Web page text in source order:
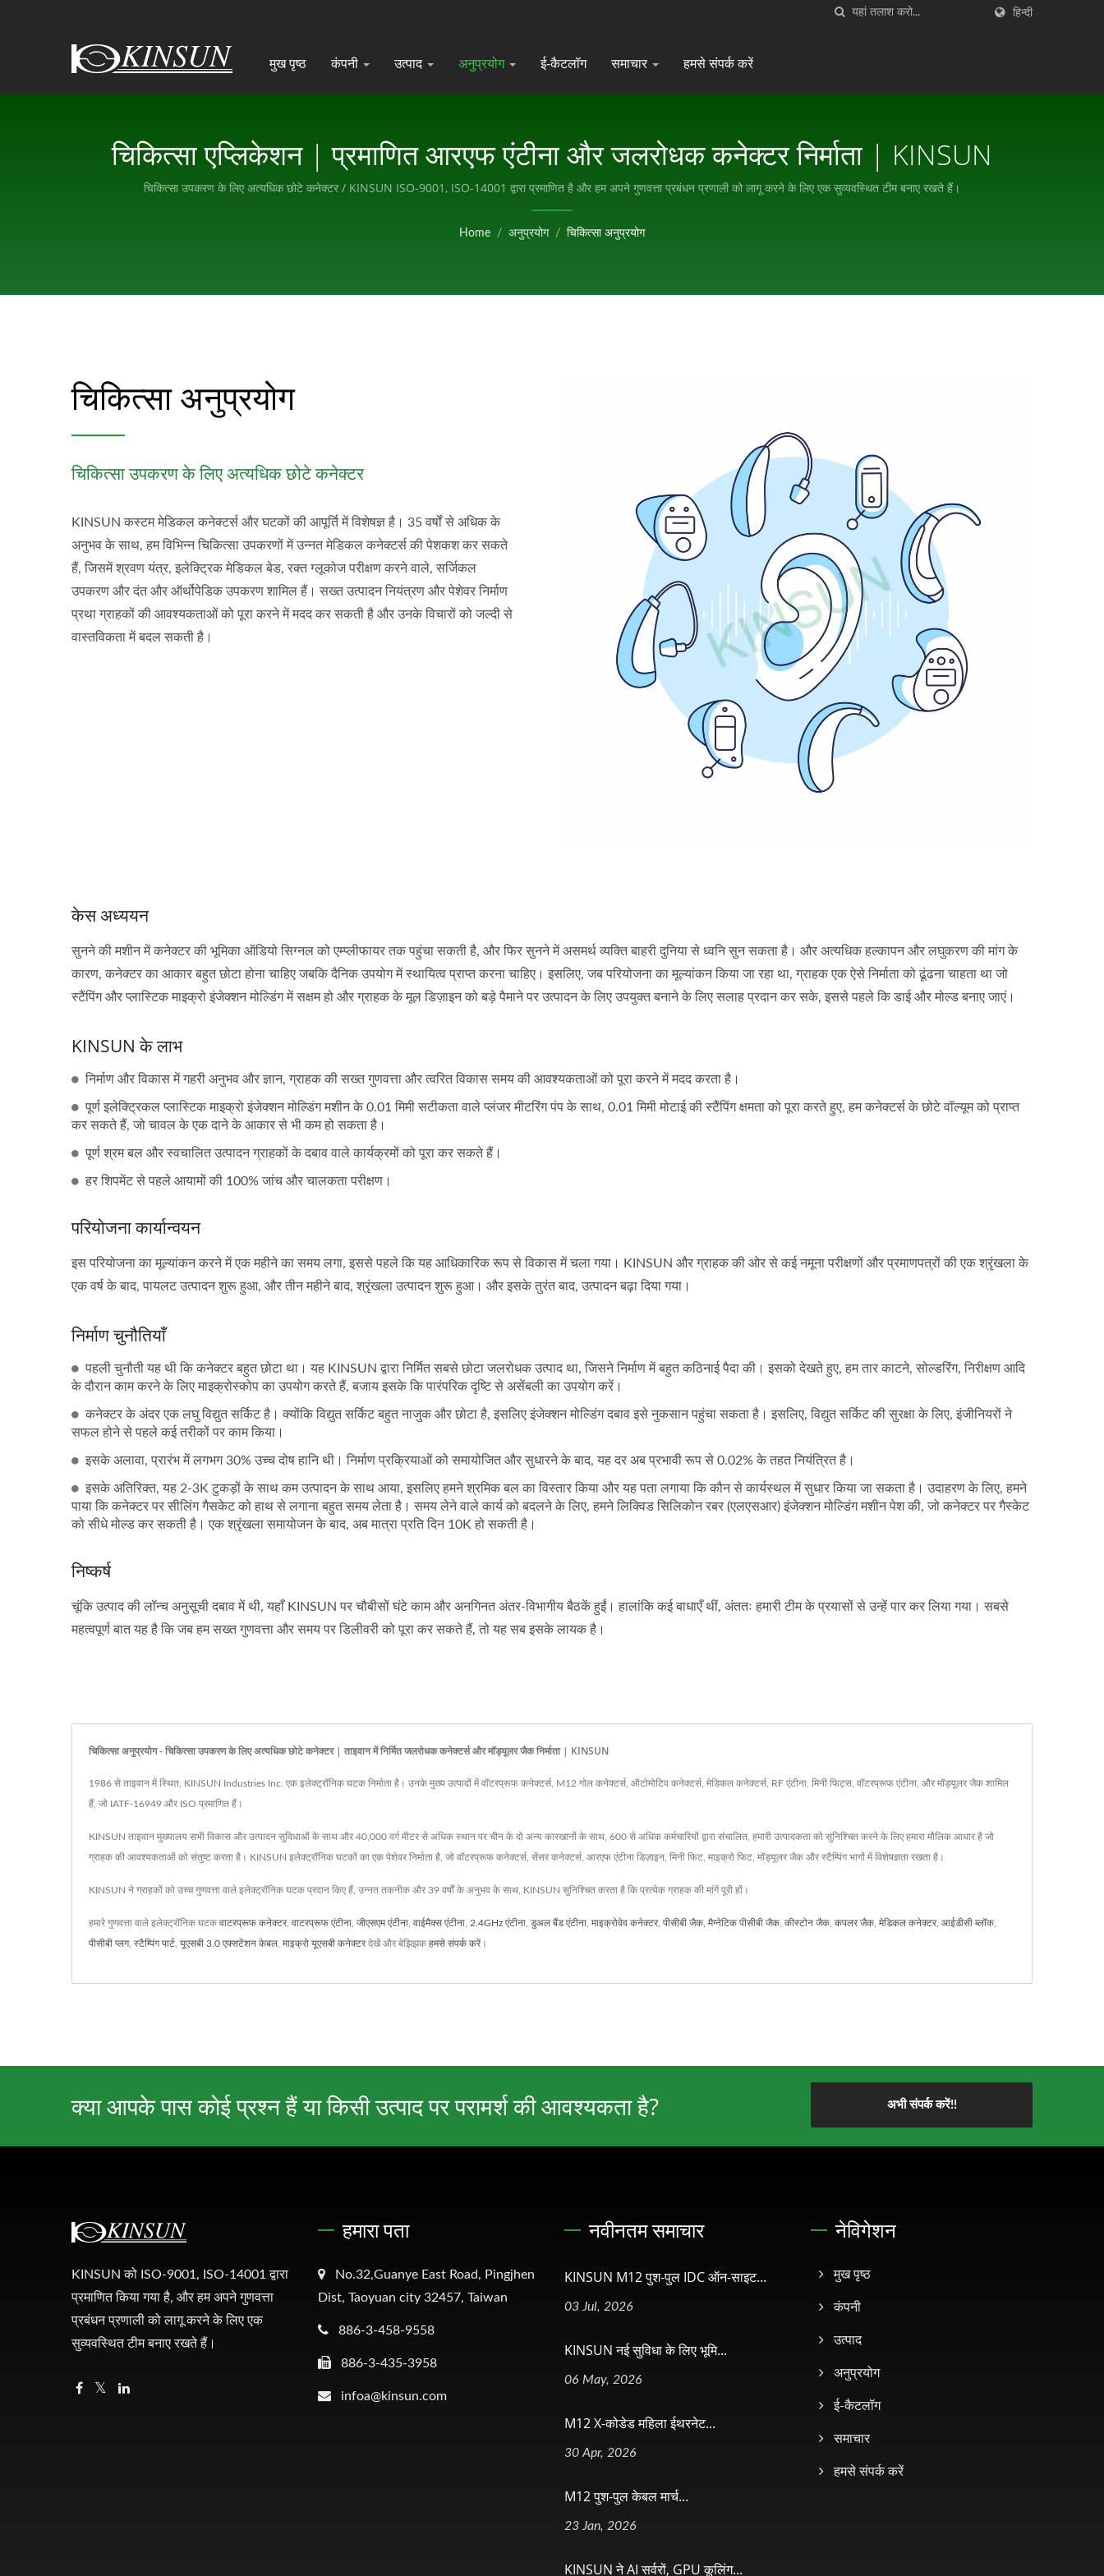
हिन्दी
मुख पृष्ठ कंपनी उत्पाद अनुप्रयोग ई-कैटलॉग समाचार हमसे संपर्क करें
चिकित्सा एप्लिकेशन | प्रमाणित आरएफ एंटीना और जलरोधक कनेक्टर निर्माता | KINSUN
चिकित्सा उपकरण के लिए अत्यधिक छोटे कनेक्टर / KINSUN ISO-9001, ISO-14001 द्वारा प्रमाणित है और हम अपने गुणवत्ता प्रबंधन प्रणाली को लागू करने के लिए एक सुव्यवस्थित टीम बनाए रखते हैं।
Home / अनुप्रयोग / चिकित्सा अनुप्रयोग
चिकित्सा अनुप्रयोग
चिकित्सा उपकरण के लिए अत्यधिक छोटे कनेक्टर
KINSUN कस्टम मेडिकल कनेक्टर्स और घटकों की आपूर्ति में विशेषज्ञ है। 35 वर्षों से अधिक के
अनुभव के साथ, हम विभिन्न चिकित्सा उपकरणों में उन्नत मेडिकल कनेक्टर्स की पेशकश कर सकते
हैं, जिसमें श्रवण यंत्र, इलेक्ट्रिक मेडिकल बेड, रक्त ग्लूकोज परीक्षण करने वाले, सर्जिकल
उपकरण और दंत और ऑर्थोपेडिक उपकरण शामिल हैं। सख्त उत्पादन नियंत्रण और पेशेवर निर्माण
प्रथा ग्राहकों की आवश्यकताओं को पूरा करने में मदद कर सकती है और उनके विचारों को जल्दी से
वास्तविकता में बदल सकती है।
केस अध्ययन
सुनने की मशीन में कनेक्टर की भूमिका ऑडियो सिग्नल को एम्प्लीफायर तक पहुंचा सकती है, और फिर सुनने में असमर्थ व्यक्ति बाहरी दुनिया से ध्वनि सुन सकता है। और अत्यधिक हल्कापन और लघुकरण की मांग के
कारण, कनेक्टर का आकार बहुत छोटा होना चाहिए जबकि दैनिक उपयोग में स्थायित्व प्राप्त करना चाहिए। इसलिए, जब परियोजना का मूल्यांकन किया जा रहा था, ग्राहक एक ऐसे निर्माता को ढूंढना चाहता था जो
स्टैंपिंग और प्लास्टिक माइक्रो इंजेक्शन मोल्डिंग में सक्षम हो और ग्राहक के मूल डिज़ाइन को बड़े पैमाने पर उत्पादन के लिए उपयुक्त बनाने के लिए सलाह प्रदान कर सके, इससे पहले कि डाई और मोल्ड बनाए जाएं।
KINSUN के लाभ
निर्माण और विकास में गहरी अनुभव और ज्ञान, ग्राहक की सख्त गुणवत्ता और त्वरित विकास समय की आवश्यकताओं को पूरा करने में मदद करता है।
पूर्ण इलेक्ट्रिकल प्लास्टिक माइक्रो इंजेक्शन मोल्डिंग मशीन के 0.01 मिमी सटीकता वाले प्लंजर मीटरिंग पंप के साथ, 0.01 मिमी मोटाई की स्टैंपिंग क्षमता को पूरा करते हुए, हम कनेक्टर्स के छोटे वॉल्यूम को प्राप्त
कर सकते हैं, जो चावल के एक दाने के आकार से भी कम हो सकता है।
पूर्ण श्रम बल और स्वचालित उत्पादन ग्राहकों के दबाव वाले कार्यक्रमों को पूरा कर सकते हैं।
हर शिपमेंट से पहले आयामों की 100% जांच और चालकता परीक्षण।
परियोजना कार्यान्वयन
इस परियोजना का मूल्यांकन करने में एक महीने का समय लगा, इससे पहले कि यह आधिकारिक रूप से विकास में चला गया। KINSUN और ग्राहक की ओर से कई नमूना परीक्षणों और प्रमाणपत्रों की एक श्रृंखला के
एक वर्ष के बाद, पायलट उत्पादन शुरू हुआ, और तीन महीने बाद, श्रृंखला उत्पादन शुरू हुआ। और इसके तुरंत बाद, उत्पादन बढ़ा दिया गया।
निर्माण चुनौतियाँ
पहली चुनौती यह थी कि कनेक्टर बहुत छोटा था। यह KINSUN द्वारा निर्मित सबसे छोटा जलरोधक उत्पाद था, जिसने निर्माण में बहुत कठिनाई पैदा की। इसको देखते हुए, हम तार काटने, सोल्डरिंग, निरीक्षण आदि
के दौरान काम करने के लिए माइक्रोस्कोप का उपयोग करते हैं, बजाय इसके कि पारंपरिक दृष्टि से असेंबली का उपयोग करें।
कनेक्टर के अंदर एक लघु विद्युत सर्किट है। क्योंकि विद्युत सर्किट बहुत नाजुक और छोटा है, इसलिए इंजेक्शन मोल्डिंग दबाव इसे नुकसान पहुंचा सकता है। इसलिए, विद्युत सर्किट की सुरक्षा के लिए, इंजीनियरों ने
सफल होने से पहले कई तरीकों पर काम किया।
इसके अलावा, प्रारंभ में लगभग 30% उच्च दोष हानि थी। निर्माण प्रक्रियाओं को समायोजित और सुधारने के बाद, यह दर अब प्रभावी रूप से 0.02% के तहत नियंत्रित है।
इसके अतिरिक्त, यह 2-3K टुकड़ों के साथ कम उत्पादन के साथ आया, इसलिए हमने श्रमिक बल का विस्तार किया और यह पता लगाया कि कौन से कार्यस्थल में सुधार किया जा सकता है। उदाहरण के लिए, हमने
पाया कि कनेक्टर पर सीलिंग गैसकेट को हाथ से लगाना बहुत समय लेता है। समय लेने वाले कार्य को बदलने के लिए, हमने लिक्विड सिलिकोन रबर (एलएसआर) इंजेक्शन मोल्डिंग मशीन पेश की, जो कनेक्टर पर गैस्केट
को सीधे मोल्ड कर सकती है। एक श्रृंखला समायोजन के बाद, अब मात्रा प्रति दिन 10K हो सकती है।
निष्कर्ष
चूंकि उत्पाद की लॉन्च अनुसूची दबाव में थी, यहाँ KINSUN पर चौबीसों घंटे काम और अनगिनत अंतर-विभागीय बैठकें हुईं। हालांकि कई बाधाएँ थीं, अंततः हमारी टीम के प्रयासों से उन्हें पार कर लिया गया। सबसे
महत्वपूर्ण बात यह है कि जब हम सख्त गुणवत्ता और समय पर डिलीवरी को पूरा कर सकते हैं, तो यह सब इसके लायक है।
चिकित्सा अनुप्रयोग - चिकित्सा उपकरण के लिए अत्यधिक छोटे कनेक्टर | ताइवान में निर्मित जलरोधक कनेक्टर्स और मॉड्यूलर जैक निर्माता | KINSUN
1986 से ताइवान में स्थित, KINSUN Industries Inc. एक इलेक्ट्रॉनिक घटक निर्माता है। उनके मुख्य उत्पादों में वॉटरप्रूफ कनेक्टर्स, M12 गोल कनेक्टर्स, ऑटोमोटिव कनेक्टर्स, मेडिकल कनेक्टर्स, RF एंटीना, मिनी फिट्स, वॉटरप्रूफ एंटीना, और मॉड्यूलर जैक शामिल
हैं, जो IATF-16949 और ISO प्रमाणित हैं।
KINSUN ताइवान मुख्यालय सभी विकास और उत्पादन सुविधाओं के साथ और 40,000 वर्ग मीटर से अधिक स्थान पर चीन के दो अन्य कारखानों के साथ, 600 से अधिक कर्मचारियों द्वारा संचालित, हमारी उत्पादकता को सुनिश्चित करने के लिए हमारा मौलिक आधार है जो
ग्राहक की आवश्यकताओं को संतुष्ट करता है। KINSUN इलेक्ट्रॉनिक घटकों का एक पेशेवर निर्माता है, जो वॉटरप्रूफ कनेक्टर्स, सेंसर कनेक्टर्स, आरएफ एंटीना डिज़ाइन, मिनी फिट, माइक्रो फिट, मॉड्यूलर जैक और स्टैम्पिंग भागों में विशेषज्ञता रखता है।
KINSUN ने ग्राहकों को उच्च गुणवत्ता वाले इलेक्ट्रॉनिक घटक प्रदान किए हैं, उन्नत तकनीक और 39 वर्षों के अनुभव के साथ, KINSUN सुनिश्चित करता है कि प्रत्येक ग्राहक की मांगें पूरी हों।
हमारे गुणवत्ता वाले इलेक्ट्रॉनिक घटक वाटरप्रूफ कनेक्टर, वाटरप्रूफ एंटीना जीएसएम एंटीना वाईमैक्स एंटीना 2.4GHz एंटीना डुअल बैंड एंटीना माइक्रोवेव कनेक्टर, पीसीबी जैक मैग्नेटिक पीसीबी जैक कीस्टोन जैक कपलर जैक मेडिकल कनेक्टर, आईडीसी ब्लॉक
पीसीबी प्लग, स्टैम्पिंग पार्ट यूएसबी 3.0 एक्सटेंशन केबल माइक्रो यूएसबी कनेक्टरदेखें और बेझिझक हमसे संपर्क करें।
क्या आपके पास कोई प्रश्न हैं या किसी उत्पाद पर परामर्श की आवश्यकता है? अभी संपर्क करें!!
KINSUN को ISO-9001, ISO-14001 द्वारा
प्रमाणित किया गया है, और हम अपने गुणवत्ता
प्रबंधन प्रणाली को लागू करने के लिए एक
सुव्यवस्थित टीम बनाए रखते हैं।
हमारा पता
No.32,Guanye East Road, Pingjhen
Dist, Taoyuan city 32457, Taiwan
886-3-458-9558
886-3-435-3958
infoa@kinsun.com
नवीनतम समाचार
KINSUN M12 पुश-पुल IDC ऑन-साइट...
03 Jul, 2026
KINSUN नई सुविधा के लिए भूमि...
06 May, 2026
M12 X-कोडेड महिला ईथरनेट...
30 Apr, 2026
M12 पुश-पुल केबल मार्च...
23 Jan, 2026
KINSUN ने AI सर्वरों, GPU कूलिंग...
नेविगेशन
मुख पृष्ठ
कंपनी
उत्पाद
अनुप्रयोग
ई-कैटलॉग
समाचार
हमसे संपर्क करें